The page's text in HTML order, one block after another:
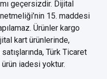
geçersizdir. Dijital
15. maddesi
Ürünler kargo
kart ürünlerinde,
Türk Ticaret
iadesi yoktur.